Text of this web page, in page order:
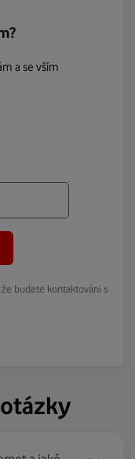
a se vším
budete kontaktováni s